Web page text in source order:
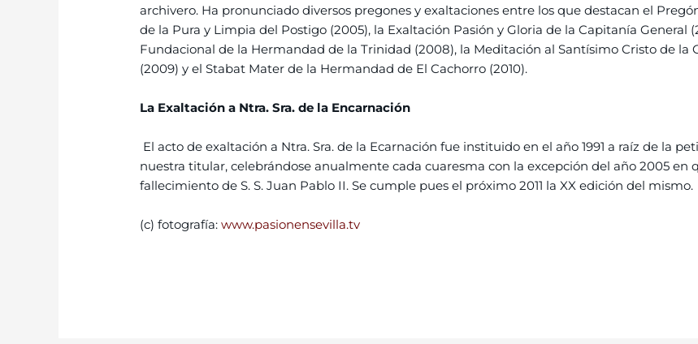
archivero. Ha pronunciado diversos pregones y exaltaciones entre los que destacan el
de la Pura y Limpia del Postigo (2005), la Exaltación Pasión y Gloria de la Capitanía General
Fundacional de la Hermandad de la Trinidad (2008), la Meditación al Santísimo Cristo de la
(2009) y el Stabat Mater de la Hermandad de El Cachorro (2010).
La Exaltación a Ntra. Sra. de la Encarnación
El acto de exaltación a Ntra. Sra. de la Ecarnación fue instituido en el año 1991 a raíz de la
nuestra titular, celebrándose anualmente cada cuaresma con la excepción del año 2005 en
fallecimiento de S. S. Juan Pablo II. Se cumple pues el próximo 2011 la XX edición del mismo.
(c) fotografía:www.pasionensevilla.tv